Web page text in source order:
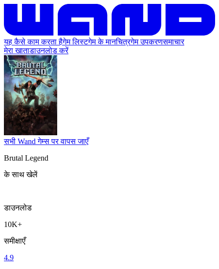
यह कैसे काम करता हैगेम लिस्टगेम के मानचित्रगेम उपकरणसमाचार
मेरा खाताडाउनलोड करें
सभी Wand गेम्स पर वापस जाएँ
Brutal Legend
के साथ खेलें
डाउनलोड
10K+
समीक्षाएँ
4.9